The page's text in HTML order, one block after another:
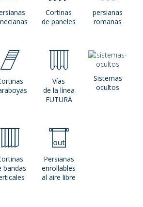
Cortinas
de paneles
persianas
romanas
Vías
de la línea
FUTURA
Sistemas
ocultos
bandas
Persianas
enrollables
al aire libre